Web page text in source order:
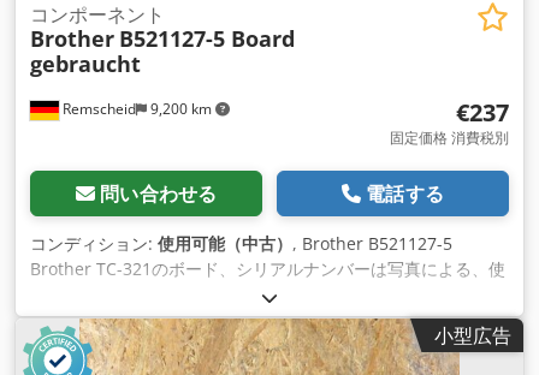
Remscheid 9,200 km
コンポーネント
Brother B521127-5 Board
gebraucht
€237
固定価格 消費税別
問い合わせる 電話する
コンディション: 使用可能（中古） , Brother B521127-5
Brother TC-321のボード、シリアルナンバーは写真による、使
用済み、良好な状態、100％機能する。 Dwedpfx Acei D
Ulcjqoa
小型広告